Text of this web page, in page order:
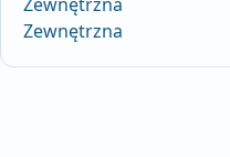
Zewnętrzna